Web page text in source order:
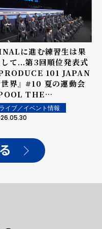
に進む練習生は果
て...第3回順位発表式
PRODUCE 101 JAPAN
界』 #10 夏の運動会
POOL THE
」でテーマソ
も披露！
ライブ／イベント情報